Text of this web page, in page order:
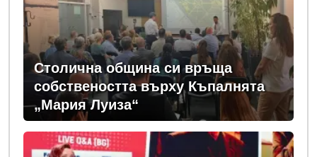
Столична община си връща
собствеността върху Къпалнята
„Мария Луиза“